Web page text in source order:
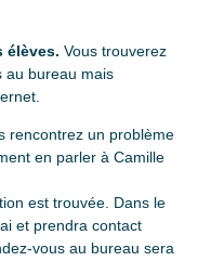
élèves. Vous trouverez
au bureau mais
rencontrez un problème
en parler à Camille
est trouvée. Dans le
et prendra contact
vous au bureau sera